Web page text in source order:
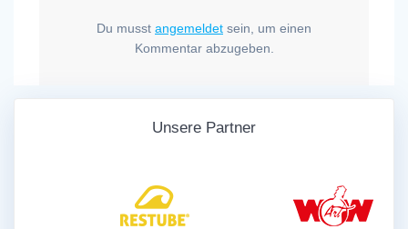
Du musst angemeldet sein, um einen
Kommentar abzugeben.
Unsere Partner